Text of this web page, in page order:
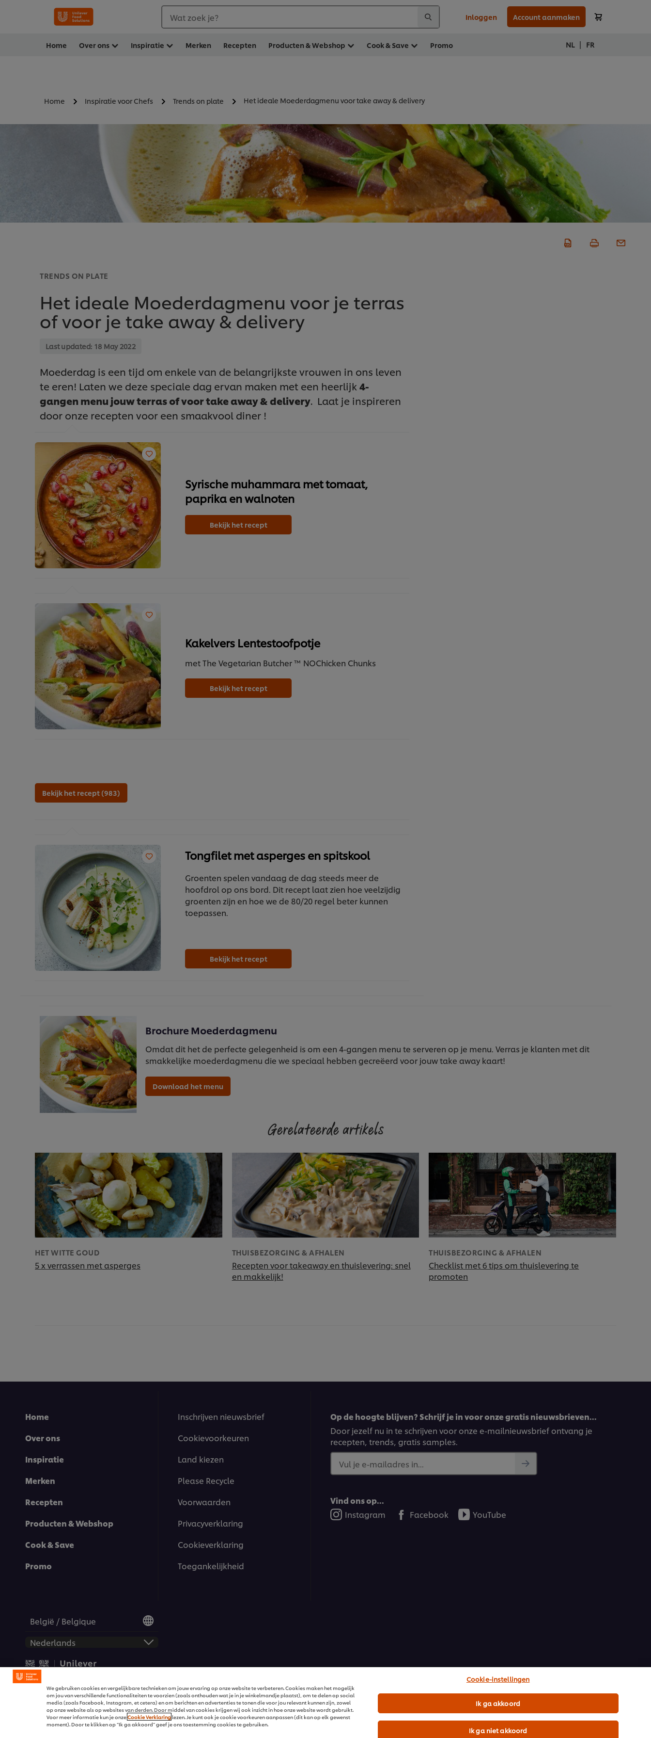
Wat zoek je? Inloggen Account aanmaken
Home Over ons Inspiratie Merken Recepten Producten & Webshop Cook & Save Promo NL | FR
Home Inspiratie voor Chefs Trends on plate Het ideale Moederdagmenu voor take away & delivery
TRENDS ON PLATE
Het ideale Moederdagmenu voor je terras
of voor je take away & delivery
Last updated: 18 May 2022
Moederdag is een tijd om enkele van de belangrijkste vrouwen in ons leven
te eren! Laten we deze speciale dag ervan maken met een heerlijk 4-
gangen menu jouw terras of voor take away & delivery. Laat je inspireren
door onze recepten voor een smaakvool diner !
Syrische muhammara met tomaat,
paprika en walnoten
Bekijk het recept
Kakelvers Lentestoofpotje
met The Vegetarian Butcher ™ NOChicken Chunks
Bekijk het recept
Bekijk het recept (983)
Tongfilet met asperges en spitskool
Groenten spelen vandaag de dag steeds meer de
hoofdrol op ons bord. Dit recept laat zien hoe veelzijdig
groenten zijn en hoe we de 80/20 regel beter kunnen
toepassen.
Bekijk het recept
Brochure Moederdagmenu
Omdat dit het de perfecte gelegenheid is om een 4-gangen menu te serveren op je menu. Verras je klanten met dit
smakkelijke moederdagmenu die we speciaal hebben gecreëerd voor jouw take away kaart!
Download het menu
Gerelateerde artikels
HET WITTE GOUD
5 x verrassen met asperges
THUISBEZORGING & AFHALEN
Recepten voor takeaway en thuislevering: snel
en makkelijk!
THUISBEZORGING & AFHALEN
Checklist met 6 tips om thuislevering te
promoten
Home
Over ons
Inspiratie
Merken
Recepten
Producten & Webshop
Cook & Save
Promo
Inschrijven nieuwsbrief
Cookievoorkeuren
Land kiezen
Please Recycle
Voorwaarden
Privacyverklaring
Cookieverklaring
Toegankelijkheid
Op de hoogte blijven? Schrijf je in voor onze gratis nieuwsbrieven…
Door jezelf nu in te schrijven voor onze e-mailnieuwsbrief ontvang je
recepten, trends, gratis samples.
Vul je e-mailadres in...
Vind ons op...
Instagram
Facebook YouTube
België / Belgique
We gebruiken cookies en vergelijkbare technieken om jouw ervaring op onze website te verbeteren. Cookies maken het mogelijk
om jou van verschillende functionaliteiten te voorzien (zoals onthouden wat je in je winkelmandje plaatst), om te delen op social
media (zoals Facebook, Instagram, et cetera) en om berichten en advertenties te tonen die voor jou relevant kunnen zijn, zowel
op onze website als op websites van derden. Door middel van cookies krijgen wij ook inzicht in hoe onze website wordt gebruikt.
Voor meer informatie kun je onzeCookie Verklaringlezen. Je kunt ook je cookie voorkeuren aanpassen (dit kan op elk gewenst
moment). Door te klikken op “Ik ga akkoord” geef je ons toestemming cookies te gebruiken.
Cookie-instellingen
Ik ga niet akkoord
Ik ga akkoord